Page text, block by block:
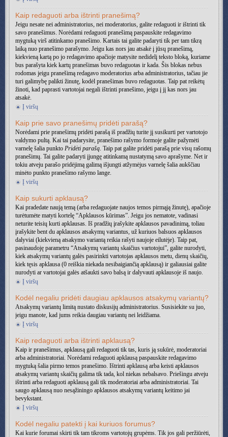
Kaip redaguoti arba ištrinti pranešimą?
Jeigu nesate nei administratorius, nei moderatorius, galite redaguoti ir ištrinti tik
savo pranešimus. Norėdami redaguoti pranešimą paspauskite redagavimo
mygtuką virš atitinkamo pranešimo. Kartais tai galite padaryti tik per tam tikrą
laiką nuo pranešimo parašymo. Jeigu kas nors jau atsakė į jūsų pranešimą,
kiekvieną kartą po jo redagavimo apačioje matysite nedidelį teksto bloką, kuriame
bus parašyta kiek kartų pranešimas buvo redaguotas ir kada. Šis blokas nebus
rodomas jeigu pranešimą redagavo moderatorius arba administratorius, tačiau jie
turi galimybę palikti žinutę, kodėl pranešimas buvo redaguotas. Taip pat reikėtų
žinoti, kad paprasti vartotojai negali ištrinti pranešimo, jeigu į jį kas nors jau
atsakė.
Į viršų
Kaip prie savo pranešimų pridėti parašą?
Norėdami prie pranešimų pridėti parašą iš pradžių turite jį susikurti per vartotojo
valdymo pultą. Kai tai padarysite, pranešimo rašymo formoje galite pažymėti
varnelę šalia punkto Pridėti parašą. Taip pat galite pridėti parašą prie visų rašomų
pranešimų. Tai galite padaryti įjungę atitinkamą nustatymą savo aprašyme. Net ir
tokiu atveju parašo pridėjimą galimą išjungti atžymėjus varnelę šalia aukščiau
minėto punkto pranešimo rašymo lange.
Į viršų
Kaip sukurti apklausą?
Kai pradedate naują temą (arba redaguojate naujos temos pirmąją žinutę), apačioje
turėtumėte matyti kortelę “Apklausos kūrimas”. Jeigu jos nematote, vadinasi
neturite teisių kurti apklausas. Iš pradžių įrašykite apklausos pavadinimą, toliau
įrašykite bent du apklausos atsakymų variantus, už kuriuos balsuos apklausos
dalyviai (kiekvieną atsakymo variantą reikia rašyti naujoje eilutėje). Taip pat,
pasinaudoję parametru “Atsakymų variantų skaičius vartotojui”, galite nurodyti,
kiek atsakymų variantų galės pasirinkti vartotojas apklausos metu, dienų skaičių,
kiek tęsis apklausa (0 reiškia niekada nesibaigiančią apklausą) ir galiausiai galite
nurodyti ar vartotojai galės atšaukti savo balsą ir dalyvauti apklausoje iš naujo.
Į viršų
Kodėl negaliu pridėti daugiau apklausos atsakymų variantų?
Atsakymų variantų limitą nustato diskusijų administratorius. Susisiekite su juo,
jeigu manote, kad jums reikia daugiau variantų nei leidžiama.
Į viršų
Kaip redaguoti arba ištrinti apklausą?
Kaip ir pranešimus, apklausą gali redaguoti tik tas, kuris ją sukūrė, moderatoriai
arba administratoriai. Norėdami redaguoti apklausą paspauskite redagavimo
mygtuką šalia pirmo temos pranešimo. Ištrinti apklausą arba keisti apklausos
atsakymų variantų skaičių galima tik tada, kol niekas nebalsavo. Priešingu atveju
ištrinti arba redaguoti apklausą gali tik moderatoriai arba administratoriai. Tai
saugo apklausą nuo nesąžiningo apklausos atsakymų variantų keitimo jai
bevykstant.
Į viršų
Kodėl negaliu patekti į kai kuriuos forumus?
Kai kurie forumai skirti tik tam tikroms vartotojų grupėms. Tik jos gali peržiūrėti,